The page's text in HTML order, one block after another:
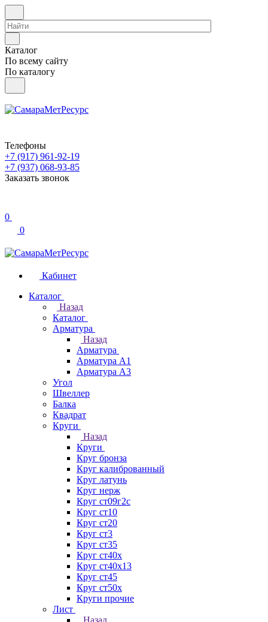
Каталог
По всему сайту
По каталогу
Телефоны
+7 (917) 961-92-19
+7 (937) 068-93-85
Заказать звонок
0
0
Кабинет
Каталог
Назад
Каталог
Арматура
Назад
Арматура
Арматура А1
Арматура А3
Угол
Швеллер
Балка
Квадрат
Круги
Назад
Круги
Круг бронза
Круг калиброванный
Круг латунь
Круг нерж
Круг ст09г2с
Круг ст10
Круг ст20
Круг ст3
Круг ст35
Круг ст40х
Круг ст40х13
Круг ст45
Круг ст50х
Круги прочие
Лист
Назад